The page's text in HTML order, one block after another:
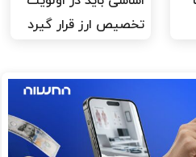
تخصیص ارز قرار گیرد